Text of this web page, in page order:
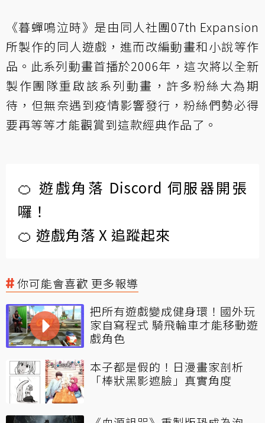
《暮蟬鳴泣時》是由同人社團07th Expansion
所製作的同人遊戲，進而改編動畫和小說等作
品。此系列動畫首播於2006年，這次將以全新
製作團隊重啟該系列動畫，許多粉絲大為期
待，但無奈遇到疫情影響發行，粉絲們勢必得
要再等等才能觀賞到這款經典作品了。
🍊 遊戲角落 Discord 伺服器開張
囉！
🍊 遊戲角落 X 追蹤起來
你可能會喜歡 更多報導
把所有遊戲變成健身環！國外玩
家自寫程式 騎飛輪車才能移動遊
戲角色
本子都是假的！日漫畫家剖析
「棒狀黑影遮臉」真實角度